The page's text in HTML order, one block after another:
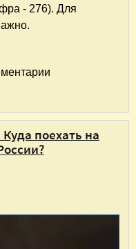
- 276). Для
Наши
поехать на